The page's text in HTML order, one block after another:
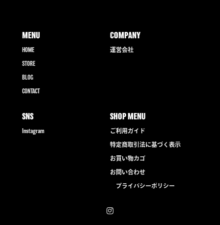
MENU
HOME
STORE
BLOG
CONTACT
COMPANY
運営会社
SNS
Instagram
SHOP MENU
ご利用ガイド
特定商取引法に基づく表示
お買い物カゴ
お問い合わせ
プライバシーポリシー